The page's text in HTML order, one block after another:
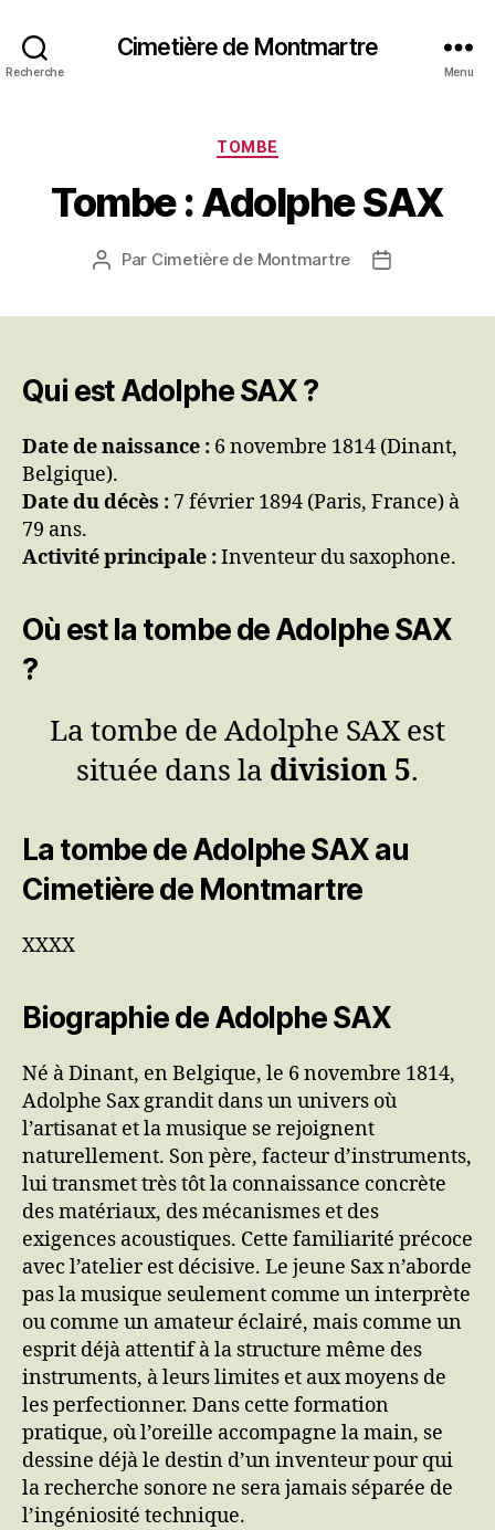
Recherche
Cimetière de Montmartre
Menu
Catégories
TOMBE
Tombe : Adolphe SAX
Auteur
Par Cimetière de Montmartre
Date
Qui est Adolphe SAX ?
Date de naissance : 6 novembre 1814 (Dinant,
Belgique).
Date du décès : 7 février 1894 (Paris, France) à
79 ans.
Activité principale :Inventeur du saxophone.
Où est la tombe de Adolphe SAX
?
La tombe de Adolphe SAX est
située dans la division 5.
La tombe de Adolphe SAX au
Cimetière de Montmartre
XXXX
Biographie de Adolphe SAX
Né à Dinant, en Belgique, le 6 novembre 1814,
Adolphe Sax grandit dans un univers où
l’artisanat et la musique se rejoignent
naturellement. Son père, facteur d’instruments,
lui transmet très tôt la connaissance concrète
des matériaux, des mécanismes et des
exigences acoustiques. Cette familiarité précoce
avec l’atelier est décisive. Le jeune Sax n’aborde
pas la musique seulement comme un interprète
ou comme un amateur éclairé, mais comme un
esprit déjà attentif à la structure même des
instruments, à leurs limites et aux moyens de
les perfectionner. Dans cette formation
pratique, où l’oreille accompagne la main, se
dessine déjà le destin d’un inventeur pour qui
la recherche sonore ne sera jamais séparée de
l’ingéniosité technique.